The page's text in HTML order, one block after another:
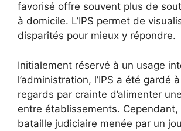
favorisé offre souvent plus de
à domicile. L’IPS permet de
disparités pour mieux y répondre.
Initialement réservé à un usage
l’administration, l’IPS a été gardé
regards par crainte d’alimenter
entre établissements. Cependant,
bataille judiciaire menée par un